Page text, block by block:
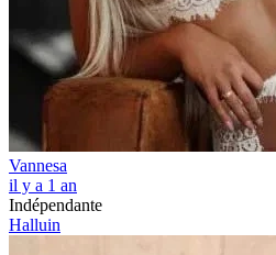
Vannesa
il y a 1 an
Indépendante
Halluin